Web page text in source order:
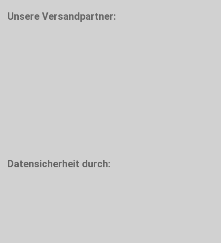
Unsere Versandpartner:
Datensicherheit durch: